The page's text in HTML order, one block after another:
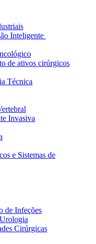
o catálogo de produtos
completo.
na tecnologia médica.
inovação e apresente a sua
Inteligente
de ativos cirúrgicos
Técnica
Invasiva
e Sistemas de
de Infeções
Cirúrgicas